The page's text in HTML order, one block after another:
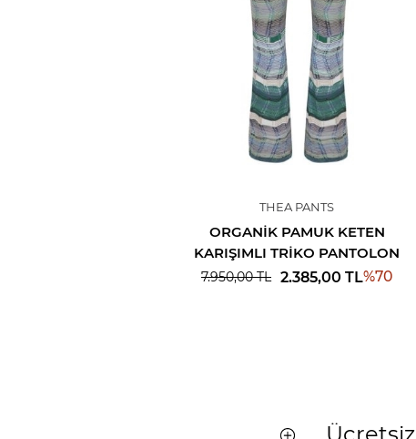
THEA PANTS
ORGANIK PAMUK KETEN
KARIŞIMLI TRIKO PANTOLON
7.950,00TL 2.385,00 TL%70